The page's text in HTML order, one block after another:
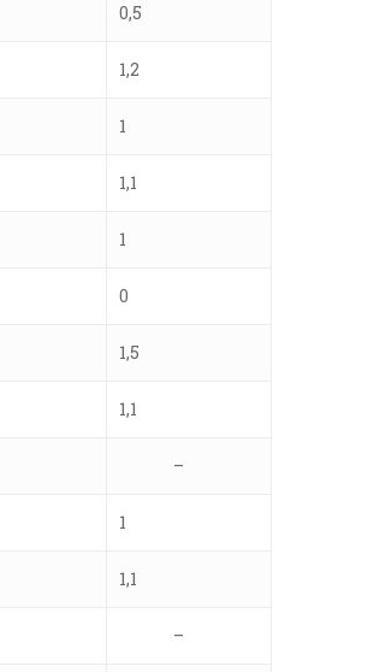
0,5
1,2
1
1,1
1
0
1,5
1,1
–
1
1,1
–